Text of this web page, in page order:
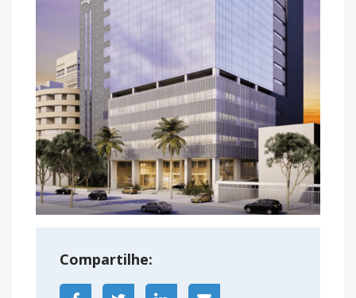
Compartilhe: